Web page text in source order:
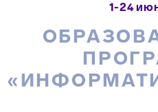
1-24